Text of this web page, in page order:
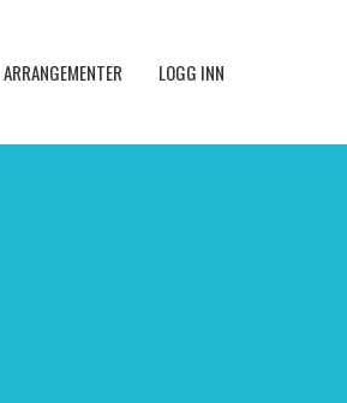
ARRANGEMENTER LOGG INN